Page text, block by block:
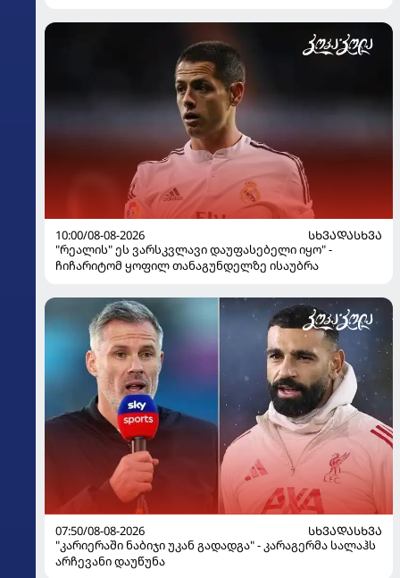
10:00/08-08-2026
ᲡᲮᲕᲐᲓᲐᲡᲮᲕᲐ
"რეალის" ეს ვარსკვლავი დაუფასებელი იყო" -
ჩიჩარიტომ ყოფილ თანაგუნდელზე ისაუბრა
07:50/08-08-2026
ᲡᲮᲕᲐᲓᲐᲡᲮᲕᲐ
"კარიერაში ნაბიჯი უკან გადადგა" - კარაგერმა სალაჰს
არჩევანი დაუწუნა